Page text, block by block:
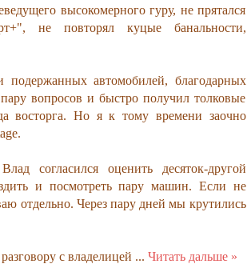
высокомерного гуру, не прятался
не повторял куцые банальности,
автомобилей, благодарных
вопросов и быстро получил толковые
восторга. Но я к тому времени заочно
согласился оценить десяток-другой
и посмотреть пару машин. Если не
отдельно. Через пару дней мы крутились
с владелицей ... Читать дальше »